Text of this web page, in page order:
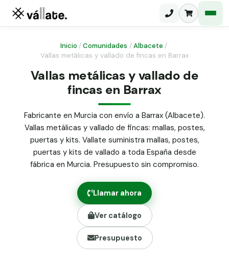
Malla ganadera
Malla simple torsión
Malla triple torsión
Panel malla H.
Puerta abatible dos hojas
Puerta acceso peatonal
Poste malla Hércules
Poste malla simple torsión
Alambre de espino galvanizado
Alambre liso galvanizado
Malla ocultación 70 g/m² verde
Abrazadera PVC malla H.
Grapa malla H.
Inicio /Comunidades / Albacete /
Vallas metálicas y vallado de fincas en Barrax
Vallas metálicas y vallado de
fincas en Barrax
Fabricante en Murcia con envío a Barrax (Albacete).
Vallas metálicas y vallado de fincas: mallas, postes,
puertas y kits. Vallate suministra mallas, postes,
puertas y kits de vallado a toda España desde
fábrica en Murcia. Presupuesto sin compromiso.
Llamar ahora
Ver catálogo
Presupuesto